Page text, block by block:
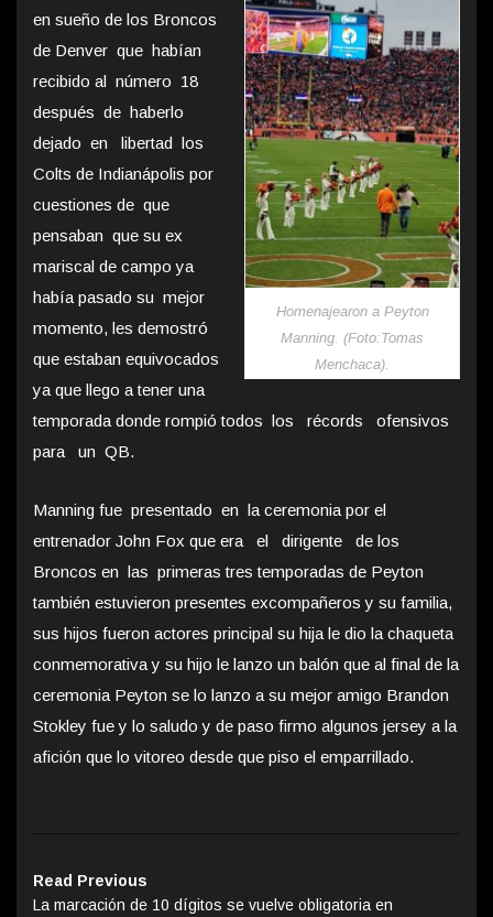
Homenajearon a Peyton
Manning. (Foto:Tomas
Menchaca).
en sueño de los Broncos
de Denver que habían
recibido al número 18
después de haberlo
dejado en libertad los
Colts de Indianápolis por
cuestiones de que
pensaban que su ex
mariscal de campo ya
había pasado su mejor
momento, les demostró
que estaban equivocados
ya que llego a tener una
temporada donde rompió todos los récords ofensivos
para un QB.
Manning fue presentado en la ceremonia por el
entrenador John Fox que era el dirigente de los
Broncos en las primeras tres temporadas de Peyton
también estuvieron presentes excompañeros y su familia,
sus hijos fueron actores principal su hija le dio la chaqueta
conmemorativa y su hijo le lanzo un balón que al final de la
ceremonia Peyton se lo lanzo a su mejor amigo Brandon
Stokley fue y lo saludo y de paso firmo algunos jersey a la
afición que lo vitoreo desde que piso el emparrillado.
Read Previous
La marcación de 10 dígitos se vuelve obligatoria en